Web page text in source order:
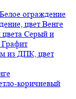
ограждение
цвет Венге
цвета Серый и
Графит
из ДПК, цвет
коричневый